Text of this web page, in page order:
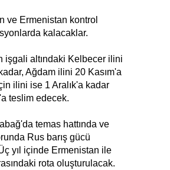
ve Ermenistan kontrol
kalacaklar.
işgali altındaki Kelbecer ilini
Ağdam ilini 20 Kasım'a
ilini ise 1 Aralık'a kadar
teslim edecek.
temas hattında ve
Rus barış gücü
yıl içinde Ermenistan ile
rota oluşturulacak.